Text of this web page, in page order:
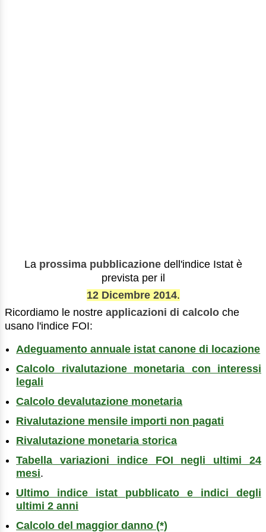
Laprossima pubblicazionedell'indice Istat è
prevista per il
12 Dicembre 2014.
Ricordiamo le nostre applicazioni di calcolo che
usano l'indice FOI:
Adeguamento annuale istat canone di locazione
Calcolo rivalutazione monetaria con interessi
legali
Calcolo devalutazione monetaria
Rivalutazione mensile importi non pagati
Rivalutazione monetaria storica
Tabella variazioni indice FOI negli ultimi 24
mesi.
Ultimo indice istat pubblicato e indici degli
ultimi 2 anni
Calcolo del maggior danno (*)